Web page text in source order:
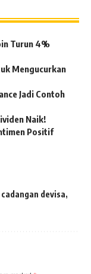
Turun 4%
Mengucurkan
Jadi Contoh
Naik!
Positif
cadangan devisa,